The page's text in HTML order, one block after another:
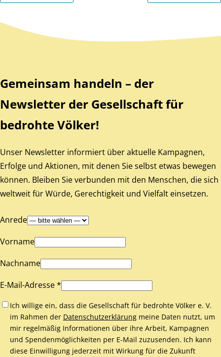
Zurück zum Hauptinhalt
Zurück zur Navigation
Gemeinsam handeln – der
Newsletter der Gesellschaft für
bedrohte Völker!
Unser Newsletter informiert über aktuelle Kampagnen,
Erfolge und Aktionen, mit denen Sie selbst etwas bewegen
können. Bleiben Sie verbunden mit den Menschen, die sich
weltweit für Würde, Gerechtigkeit und Vielfalt einsetzen.
Anrede
Vorname
Nachname
E-Mail-Adresse *
Ich willige ein, dass die Gesellschaft für bedrohte Völker e. V.
im Rahmen der Datenschutzerklärung meine Daten nutzt, um
mir regelmäßig Informationen über ihre Arbeit, Kampagnen
und Spendenmöglichkeiten per E-Mail zuzusenden. Ich kann
diese Einwilligung jederzeit mit Wirkung für die Zukunft